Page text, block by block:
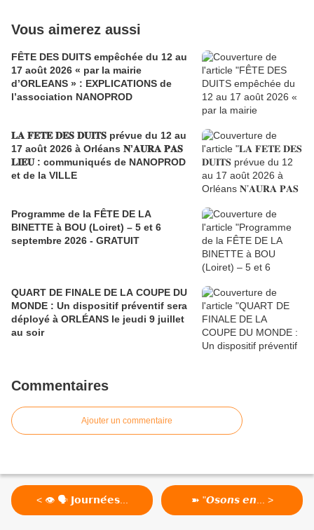
Vous aimerez aussi
FÊTE DES DUITS empêchée du 12 au
17 août 2026 « par la mairie
d’ORLEANS » : EXPLICATIONS de
l’association NANOPROD
𝐋𝐀 𝐅𝐄𝐓𝐄 𝐃𝐄𝐒 𝐃𝐔𝐈𝐓𝐒 prévue du 12 au
17 août 2026 à Orléans 𝐍’𝐀𝐔𝐑𝐀 𝐏𝐀𝐒
𝐋𝐈𝐄𝐔 : communiqués de NANOPROD
et de la VILLE
Programme de la FÊTE DE LA
BINETTE à BOU (Loiret) – 5 et 6
septembre 2026 - GRATUIT
QUART DE FINALE DE LA COUPE DU
MONDE : Un dispositif préventif sera
déployé à ORLÉANS le jeudi 9 juillet
au soir
Commentaires
Ajouter un commentaire
< 👁 🗣 𝗝𝗼𝘂𝗿𝗻𝗲́𝗲𝘀... ➽ "𝙊𝙨𝙤𝙣𝙨 𝙚𝙣... >